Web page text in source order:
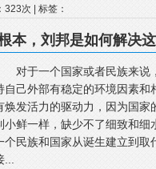
323次 | 标签：
本，刘邦是如何解决
对于一个国家或者民族来说
自己外部有稳定的环境因素
焕发活力的驱动力，因为国
小鲜一样，缺少不了细致和
个民族和国家从诞生建立到